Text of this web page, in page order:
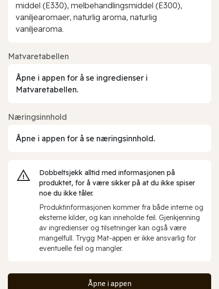
middel (E330), melbehandlingsmiddel (E300),
vaniljearomaer, naturlig aroma, naturlig
vaniljearoma.
Matvaretabellen
Åpne i appen for å se ingredienser i
Matvaretabellen.
Næringsinnhold
Åpne i appen for å se næringsinnhold.
Dobbeltsjekk alltid med informasjonen på
produktet, for å være sikker på at du ikke spiser
noe du ikke tåler.
Produktinformasjonen kommer fra både interne og
eksterne kilder, og kan inneholde feil. Gjenkjenning
av ingredienser og tilsetninger kan også være
mangelfull. Trygg Mat-appen er ikke ansvarlig for
eventuelle feil og mangler.
Åpne i appen